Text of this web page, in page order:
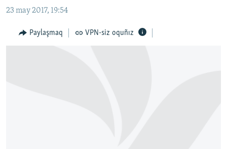
Qıdıruvğa
qaytmaq
MEDENİYET
İNSAN AQLARI
23 may 2017, 19:54
Paylaşmaq VPN-siz oquñız